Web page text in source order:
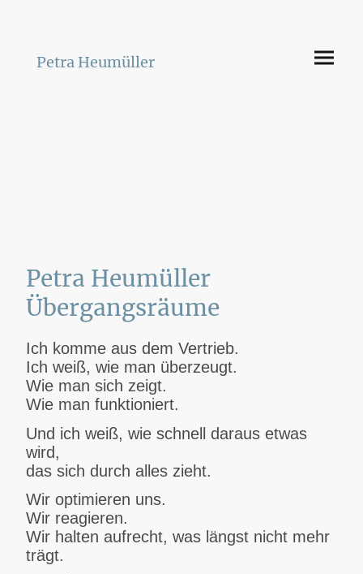
Petra Heumüller
Petra Heumüller
Übergangsräume
Ich komme aus dem Vertrieb.
Ich weiß, wie man überzeugt.
Wie man sich zeigt.
Wie man funktioniert.
Und ich weiß, wie schnell daraus etwas
wird,
das sich durch alles zieht.
Wir optimieren uns.
Wir reagieren.
Wir halten aufrecht, was längst nicht mehr
trägt.